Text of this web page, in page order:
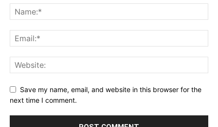
Save my name, email, and website in this browser for the
next time I comment.